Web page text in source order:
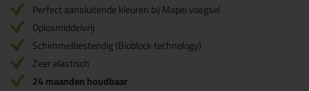
Perfect aansluitende kleuren bij Mapei voegsel
Oplosmiddelvrij
Schimmelbestendig (Bioblock technology)
Zeer elastisch
24 maanden houdbaar